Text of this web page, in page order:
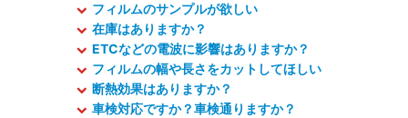
フィルムのサンプルが欲しい
在庫はありますか？
ETCなどの電波に影響はありますか？
フィルムの幅や長さをカットしてほしい
断熱効果はありますか？
車検対応ですか？車検通りますか？